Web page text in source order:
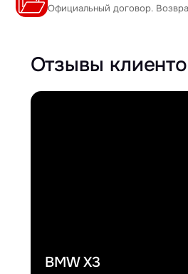
Официальный договор.
Отзывы
BMW X3